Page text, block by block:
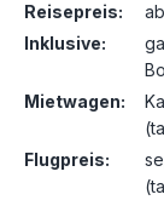
Reisepreis:
Inklusive:
Mietwagen:
Flugpreis: